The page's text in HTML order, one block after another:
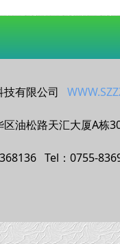
技有限公司
油松路天汇大厦A栋
Tel：0755-